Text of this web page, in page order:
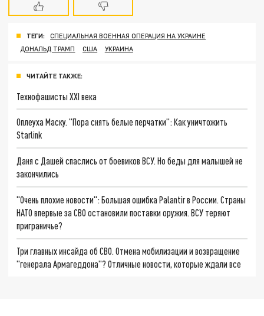
ТЕГИ:
СПЕЦИАЛЬНАЯ ВОЕННАЯ ОПЕРАЦИЯ НА УКРАИНЕ
ДОНАЛЬД ТРАМП
США УКРАИНА
ЧИТАЙТЕ ТАКЖЕ:
Технофашисты XXI века
Оплеуха Маску. "Пора снять белые перчатки": Как уничтожить
Starlink
Даня с Дашей спаслись от боевиков ВСУ. Но беды для малышей не
закончились
"Очень плохие новости": Большая ошибка Palantir в России. Страны
НАТО впервые за СВО остановили поставки оружия. ВСУ теряют
приграничье?
Три главных инсайда об СВО. Отмена мобилизации и возвращение
"генерала Армагеддона"? Отличные новости, которые ждали все